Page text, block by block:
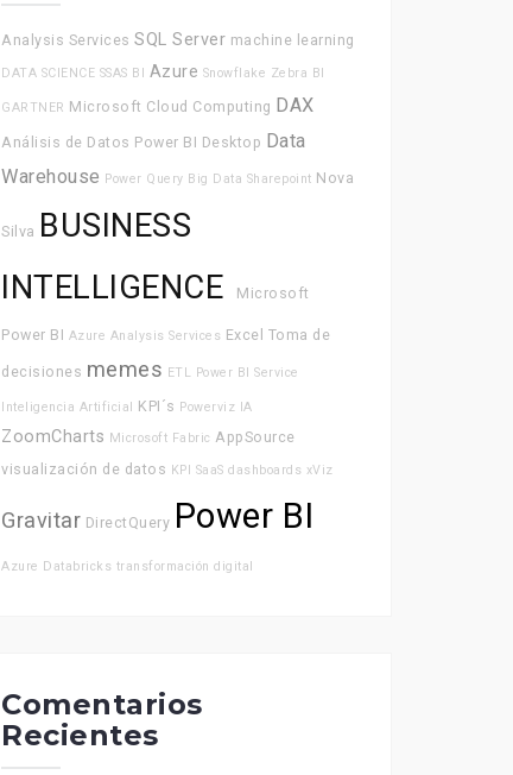
Analysis Services SQL Server machine learning
DATA SCIENCE SSAS BI Azure Snowflake Zebra BI
GARTNER Microsoft Cloud Computing DAX
Análisis de Datos Power BI Desktop Data
Warehouse Power Query Big Data Sharepoint Nova
Silva BUSINESS
INTELLIGENCE
Microsoft
Power BI Azure Analysis Services Excel Toma de
decisiones memes ETL Power BI Service
Inteligencia Artificial KPI´s Powerviz IA
ZoomCharts Microsoft Fabric AppSource
visualización de datos KPI SaaS dashboards xViz
Gravitar DirectQuery Power BI
Azure Databricks transformación digital
Comentarios
Recientes